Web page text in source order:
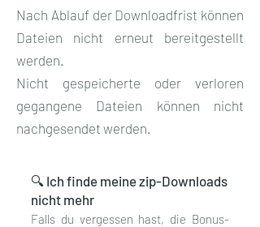
Nach Ablauf der Downloadfrist können
Dateien nicht erneut bereitgestellt
werden.
Nicht gespeicherte oder verloren
gegangene Dateien können nicht
nachgesendet werden.
🔍 Ich finde meine zip-Downloads
nicht mehr
Falls du vergessen hast, die Bonus-